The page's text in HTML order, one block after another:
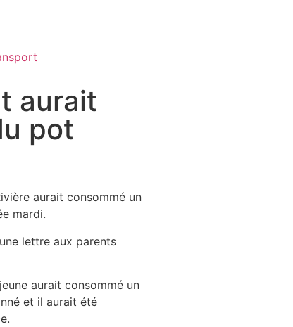
aurait
pot
aurait consommé un
mardi.
lettre aux parents
aurait consommé un
et il aurait été